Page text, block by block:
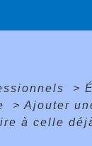
>
> Ajouter
à celle